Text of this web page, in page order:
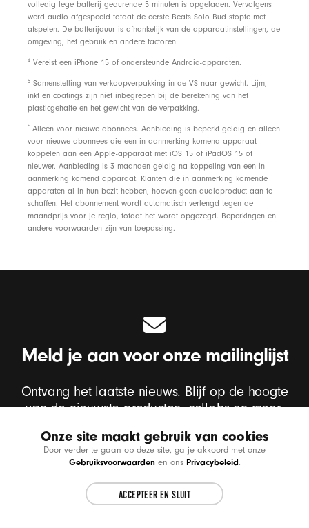
volledig lege batterij gedurende 5 minuten is opgeladen. Vervolgens
werd audio afgespeeld totdat de eerste Beats Solo Bud stopte met
afspelen. De batterijduur is afhankelijk van de apparaatinstellingen, de
omgeving, het gebruik en andere factoren.
footnote
4 Vereist een iPhone 15 of ondersteunde Android-apparaten.
footnote
5 Samenstelling van verkoopverpakking in de VS naar gewicht. Lijm,
inkt en coatings zijn niet inbegrepen bij de berekening van het
plasticgehalte en het gewicht van de verpakking.
footnote
* Alleen voor nieuwe abonnees. Aanbieding is beperkt geldig en alleen
voor nieuwe abonnees die een in aanmerking komend apparaat
koppelen aan een Apple-apparaat met iOS 15 of iPadOS 15 of
nieuwer. Aanbieding is 3 maanden geldig na koppeling van een in
aanmerking komend apparaat. Klanten die in aanmerking komende
apparaten al in hun bezit hebben, hoeven geen audioproduct aan te
schaffen. Het abonnement wordt automatisch verlengd tegen de
maandprijs voor je regio, totdat het wordt opgezegd. Beperkingen en
andere voorwaarden zijn van toepassing.
Meld je aan voor onze mailinglijst
Ontvang het laatste nieuws. Blijf op de hoogte
van de nieuwste producten, collabs en meer.
Voer je e-mailadres in*
Onze site maakt gebruik van cookies
Door verder te gaan op deze site, ga je akkoord met onze
Gebruiksvoorwaardenen ons Privacybeleid.
ACCEPTEER EN SLUIT
Choose another country or region to see
content specific to your location.